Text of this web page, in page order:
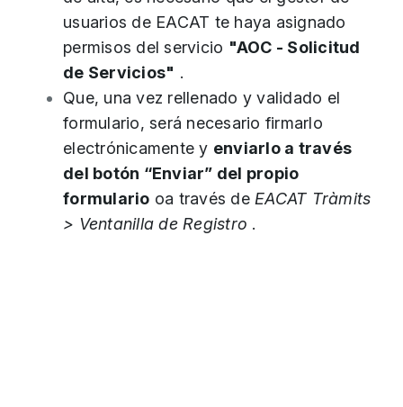
usuarios de EACAT te haya asignado
permisos del servicio "AOC - Solicitud
de Servicios" .
Que, una vez rellenado y validado el
formulario, será necesario firmarlo
electrónicamente y enviarlo a través
del botón “Enviar” del propio
formulario oa través de EACAT Tràmits
> Ventanilla de Registro .